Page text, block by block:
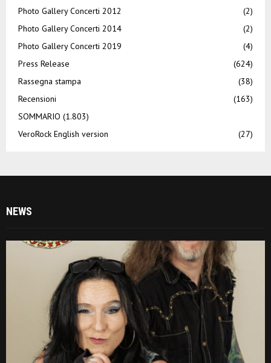
Photo Gallery Concerti 2012
(2)
Photo Gallery Concerti 2014
(2)
Photo Gallery Concerti 2019
(4)
Press Release
(624)
Rassegna stampa
(38)
Recensioni
(163)
SOMMARIO (1.803)
VeroRock English version
(27)
NEWS